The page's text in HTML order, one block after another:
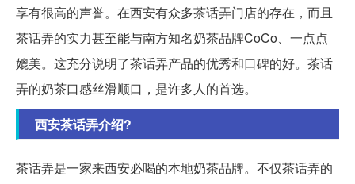
享有很高的声誉。在西安有众多茶话弄门店的存在，而且
茶话弄的实力甚至能与南方知名奶茶品牌CoCo、一点点
媲美。这充分说明了茶话弄产品的优秀和口碑的好。茶话
弄的奶茶口感丝滑顺口，是许多人的首选。
西安茶话弄介绍?
茶话弄是一家来西安必喝的本地奶茶品牌。不仅茶话弄的